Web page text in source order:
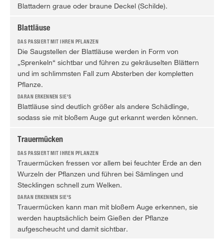
Blattadern graue oder braune Deckel (Schilde).
Blattläuse
Die Saugstellen der Blattläuse werden in Form von
„Sprenkeln“ sichtbar und führen zu gekräuselten Blättern
und im schlimmsten Fall zum Absterben der kompletten
Pflanze.
Blattläuse sind deutlich größer als andere Schädlinge,
sodass sie mit bloßem Auge gut erkannt werden können.
Trauermücken
Trauermücken fressen vor allem bei feuchter Erde an den
Wurzeln der Pflanzen und führen bei Sämlingen und
Stecklingen schnell zum Welken.
Trauermücken kann man mit bloßem Auge erkennen, sie
werden hauptsächlich beim Gießen der Pflanze
aufgescheucht und damit sichtbar.